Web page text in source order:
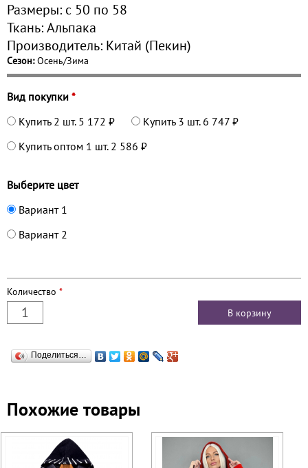
Размеры: с 50 по 58
Ткань:Альпака
Производитель: Китай (Пекин)
Сезон:Осень/Зима
Вид покупки *
Купить 2 шт. 5 172 ₽ Купить 3 шт. 6 747 ₽
Купить оптом 1 шт. 2 586 ₽
Выберите цвет
Вариант 1
Вариант 2
Количество *
Поделиться…
Похожие товары